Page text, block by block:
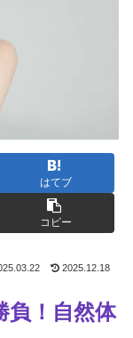
はてブ
コピー
2025.12.18
負！自然体